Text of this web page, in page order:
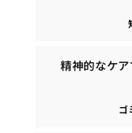
精神的なケ
ゴ